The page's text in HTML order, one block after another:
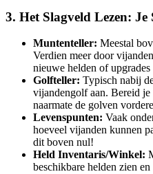
3. Het Slagveld Lezen:
Muntenteller: Meestal
Verdien meer door
nieuwe helden of upgrades
Golfteller: Typisch nabij
vijandengolf aan. Bereid
naarmate de golven
Levenspunten: Vaak
hoeveel vijanden kunnen
dit boven nul!
Held Inventaris/Winkel:
beschikbare helden zien